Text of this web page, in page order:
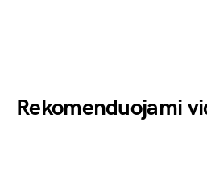
Rekomenduojami